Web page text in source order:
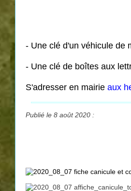
- Une clé d'un véhicule de
- Une clé de boîtes aux
S'adresser en mairie aux
Publié le 8 août 2020 :